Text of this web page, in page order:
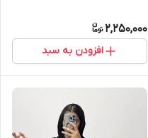
2,250,000
افزودن به سبد